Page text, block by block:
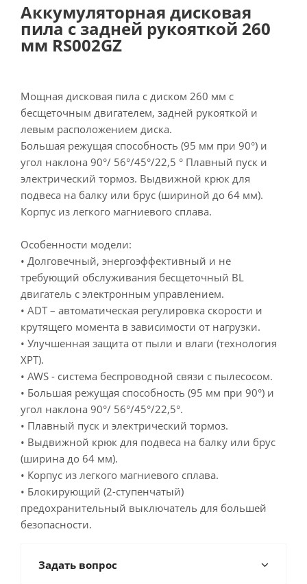
Аккумуляторная дисковая
пила с задней рукояткой 260
мм RS002GZ
Мощная дисковая пила с диском 260 мм с
бесщеточным двигателем, задней рукояткой и
левым расположением диска.
Большая режущая способность (95 мм при 90°) и
угол наклона 90°/ 56°/45°/22,5 ° Плавный пуск и
электрический тормоз. Выдвижной крюк для
подвеса на балку или брус (шириной до 64 мм).
Корпус из легкого магниевого сплава.
Особенности модели:
• Долговечный, энергоэффективный и не
требующий обслуживания бесщеточный BL
двигатель с электронным управлением.
• ADT – автоматическая регулировка скорости и
крутящего момента в зависимости от нагрузки.
• Улучшенная защита от пыли и влаги (технология
XPT).
• AWS - система беспроводной связи с пылесосом.
• Большая режущая способность (95 мм при 90°) и
угол наклона 90°/ 56°/45°/22,5°.
• Плавный пуск и электрический тормоз.
• Выдвижной крюк для подвеса на балку или брус
(ширина до 64 мм).
• Корпус из легкого магниевого сплава.
• Блокирующий (2-ступенчатый)
предохранительный выключатель для большей
безопасности.
Задать вопрос